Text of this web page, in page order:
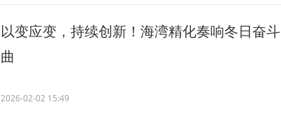
以变应变，持续创新！海湾精化奏响冬日奋斗
曲
2026-02-02 15:49